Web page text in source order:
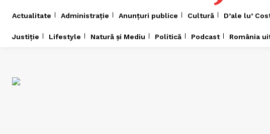
Actualitate Administrație Anunțuri publice Cultură D’ale lu’
Justiție Lifestyle Natură și Mediu Politică Podcast România